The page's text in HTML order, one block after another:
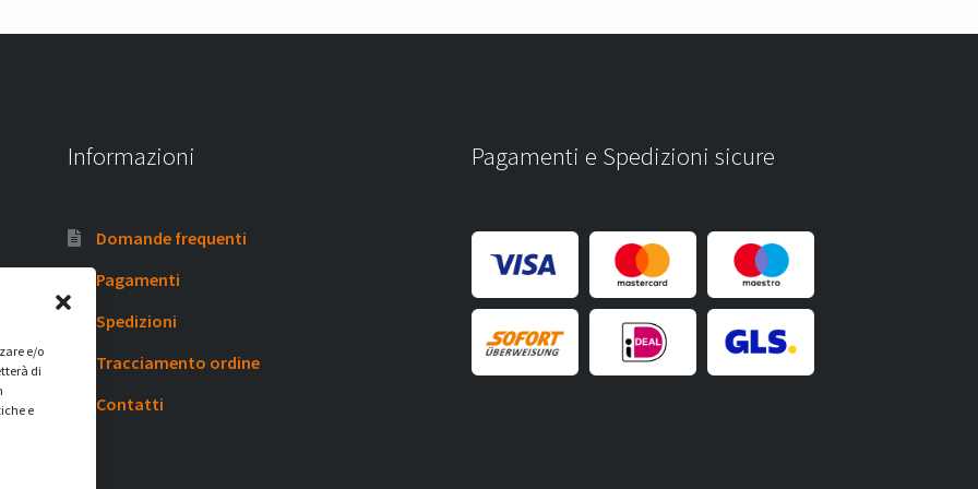
e/o
di
e
Informazioni
Domande frequenti
Pagamenti
Spedizioni
Tracciamento ordine
Contatti
Pagamenti e Spedizioni sicure